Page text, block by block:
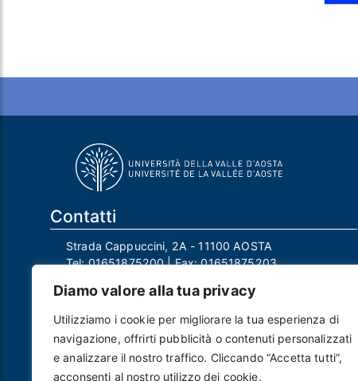
Diamo valore alla tua privacy
Utilizziamo i cookie per migliorare la tua esperienza di
navigazione, offrirti pubblicità o contenuti personalizzati
e analizzare il nostro traffico. Cliccando “Accetta tutti”,
acconsenti al nostro utilizzo dei cookie.
Contatti
Strada Cappuccini, 2A - 11100 AOSTA
Tel:01651875200| Fax:01651875203
Mail Responsabile Protezione dei Dati:
rpd@univda.it
Posta certificata:protocollo@pec.univda.it
P.IVA 01040890079 e C.F. 91041130070
Codice Univoco Ufficio: UF2EU2